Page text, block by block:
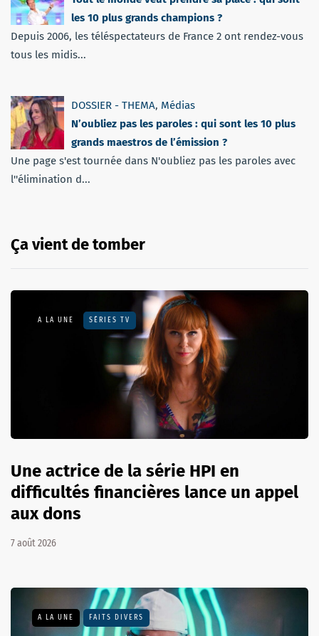
les 10 plus grands champions ?
Depuis 2006, les téléspectateurs de France 2 ont rendez-vous
tous les midis...
DOSSIER - THEMA, Médias
N’oubliez pas les paroles : qui sont les 10 plus
grands maestros de l’émission ?
Une page s'est tournée dans N'oubliez pas les paroles avec
l''élimination d...
Ça vient de tomber
A LA UNE SÉRIES TV
Une actrice de la série HPI en
difficultés financières lance un appel
aux dons
7 août 2026
A LA UNE FAITS DIVERS